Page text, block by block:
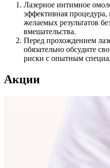
Лазерное интимное
эффективная процедура,
желаемых результатов
вмешательства.
Перед прохождением
обязательно обсудите
риски с опытным
Акции